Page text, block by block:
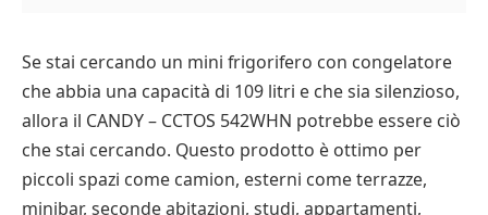
Se stai cercando un mini frigorifero con congelatore
che abbia una capacità di 109 litri e che sia silenzioso,
allora il CANDY – CCTOS 542WHN potrebbe essere ciò
che stai cercando. Questo prodotto è ottimo per
piccoli spazi come camion, esterni come terrazze,
minibar, seconde abitazioni, studi, appartamenti,